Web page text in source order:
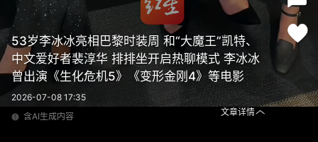
53岁李冰冰亮相巴黎时装周 和“大魔王”凯特、
中文爱好者裴淳华 排排坐开启热聊模式 李冰冰
曾出演《生化危机5》《变形金刚4》等电影
2026-07-08 17:35
含AI生成内容
文章详情